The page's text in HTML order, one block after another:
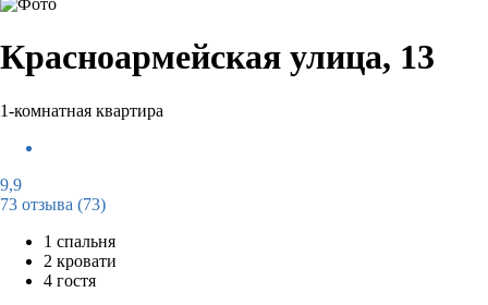
Красноармейская улица, 13
1-комнатная квартира
9,9
73 отзыва (73)
1 спальня
2 кровати
4 гостя